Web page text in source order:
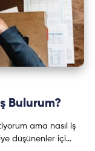
Bulurum?
ama nasıl iş
düşünenler için